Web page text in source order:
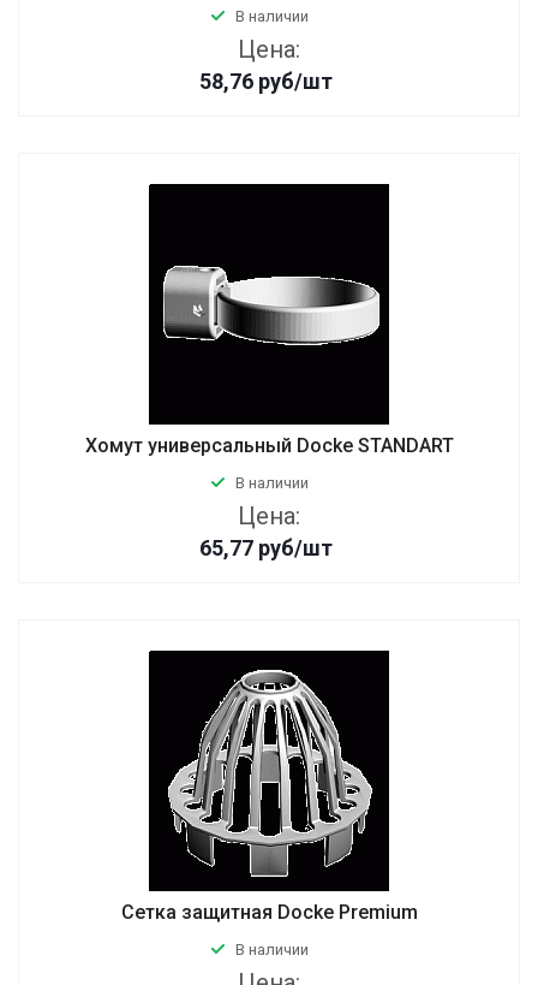
В наличии
Цена:
58,76 руб/шт
Хомут универсальный Docke STANDART
В наличии
Цена:
65,77 руб/шт
Сетка защитная Docke Premium
В наличии